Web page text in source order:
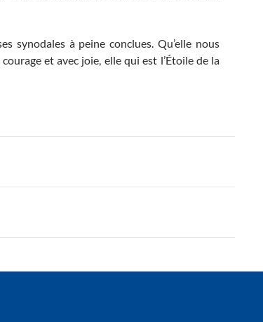
synodales à peine conclues. Qu’elle nous
et avec joie, elle qui est l’Étoile de la